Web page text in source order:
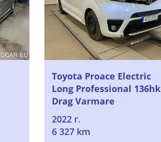
Toyota Proace Electric
Long Professional 136hk
Drag Varmare
2022 г.
6 327 km